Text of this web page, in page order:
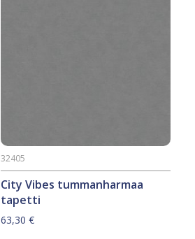
City Vibes tummanharmaa
tapetti
32405
63,30 €